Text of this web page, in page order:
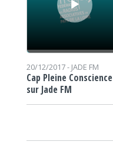
20/12/2017 - JADE FM
Cap Pleine Conscience
sur Jade FM